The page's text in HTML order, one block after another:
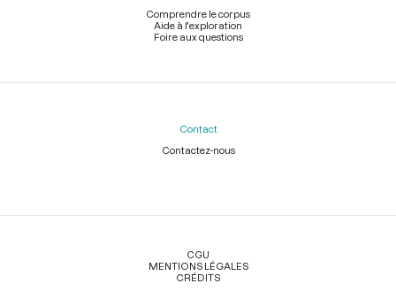
Comprendre le corpus
Aide à l'exploration
Foire aux questions
Contact
Contactez-nous
Légal
CGU
MENTIONS LÉGALES
CRÉDITS